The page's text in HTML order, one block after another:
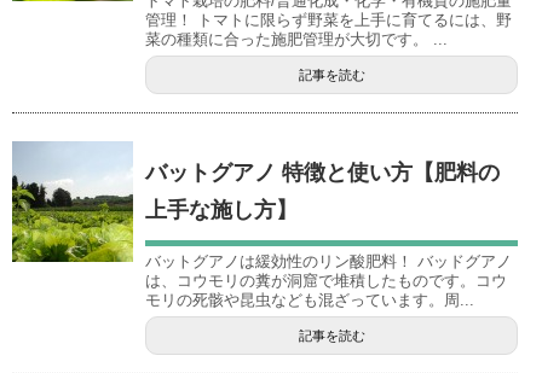
管理！ トマトに限らず野菜を上手に育てるには、野
菜の種類に合った施肥管理が大切です。 ...
記事を読む
バットグアノ 特徴と使い方【肥料の
上手な施し方】
バットグアノは緩効性のリン酸肥料！ バッドグアノ
は、コウモリの糞が洞窟で堆積したものです。コウ
モリの死骸や昆虫なども混ざっています。周...
記事を読む